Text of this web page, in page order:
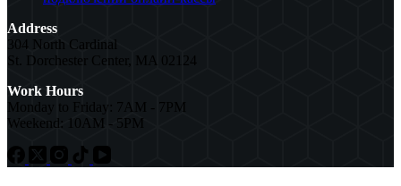
Address
304 North Cardinal
St. Dorchester Center, MA 02124
Work Hours
Monday to Friday: 7AM - 7PM
Weekend: 10AM - 5PM